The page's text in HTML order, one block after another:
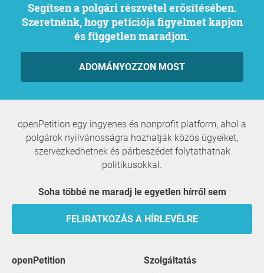
Segítsen a polgári részvétel erősítésében.
Szeretnénk, hogy petíciója figyelmet kapjon
és független maradjon.
ADOMÁNYOZZON MOST
openPetition egy ingyenes és nonprofit platform, ahol a
polgárok nyilvánosságra hozhatják közös ügyeiket,
szervezkedhetnek és párbeszédet folytathatnak
politikusokkal.
Soha többé ne maradj le egyetlen hírről sem
FELIRATKOZÁS A HÍRLEVÉLRE
openPetition
szolgáltatás